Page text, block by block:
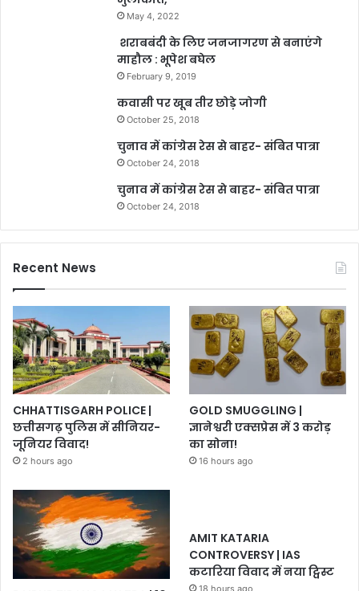
May 4, 2022
शराबबंदी के लिए जनजागरण से बनाएंगे
माहौल : भूपेश बघेल
February 9, 2019
कवासी पर खूब तीर छोड़े जोगी
October 25, 2018
चुनाव में कांग्रेस रेस से बाहर- संबित पात्रा
October 24, 2018
चुनाव में कांग्रेस रेस से बाहर- संबित पात्रा
October 24, 2018
Recent News
CHHATTISGARH POLICE |
छत्तीसगढ़ पुलिस में सीनियर-
जूनियर विवाद!
2 hours ago
GOLD SMUGGLING |
ज्ञानेश्वरी एक्सप्रेस में 3 करोड़
का सोना!
16 hours ago
AMIT KATARIA
CONTROVERSY | IAS
कटारिया विवाद में नया ट्विस्ट